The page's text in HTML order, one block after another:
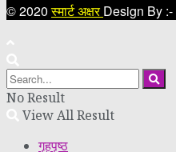
© 2020स्मार्ट अक्षरDesign By :-
No Result
View All Result
गृहपृष्ठ